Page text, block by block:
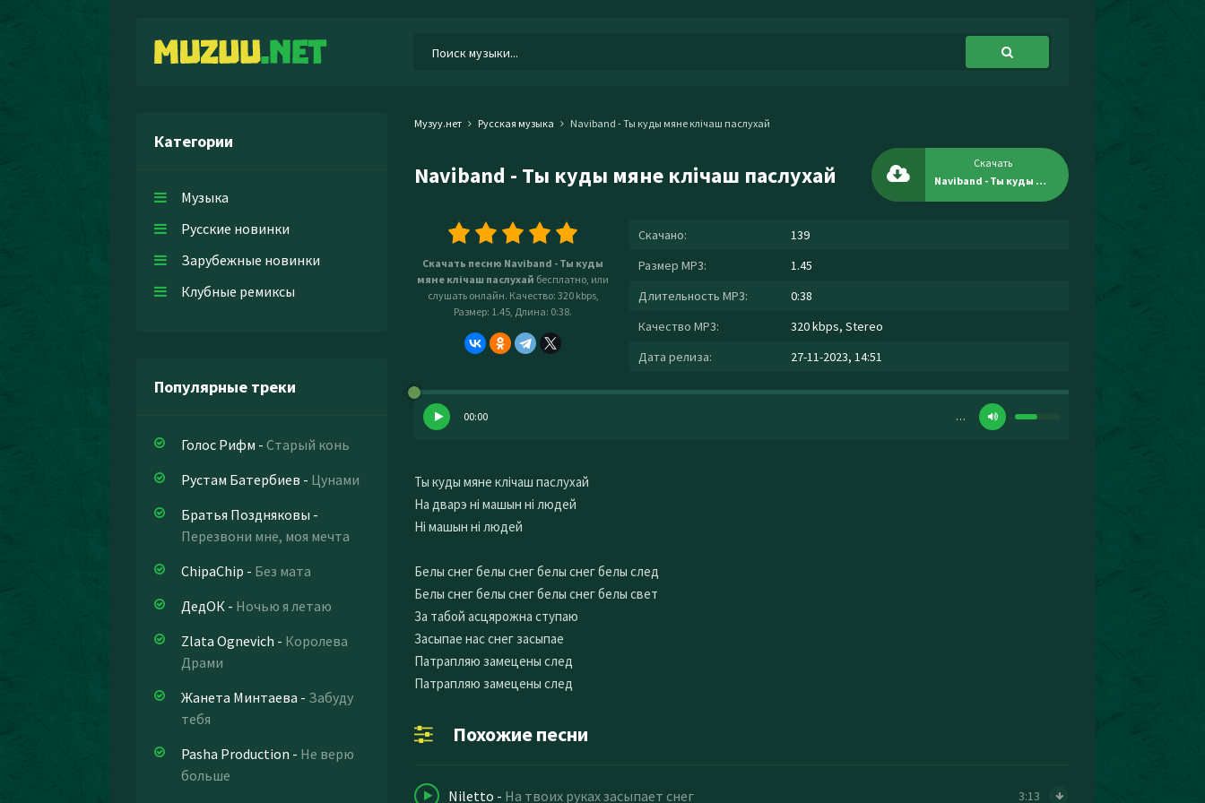
Категории
Музыка
Русские новинки
Зарубежные новинки
Клубные ремиксы
Популярные треки
Голос Рифм - Старый конь
Рустам Батербиев - Цунами
Братья Поздняковы -
Перезвони мне, моя мечта
ChipaChip - Без мата
ДедОК - Ночью я летаю
Zlata Ognevich - Королева
Драми
Жанета Минтаева - Забуду
тебя
Pasha Production - Не верю
больше
Музуу.нет Русская музыка Naviband - Ты куды мяне клiчаш паслухай
Naviband - Ты куды мяне клiчаш паслухай
Скачать
Naviband - Ты куды мяне клiчаш паслухай
Скачать песню Naviband - Ты куды
мяне клiчаш паслухай бесплатно, или
слушать онлайн. Качество: 320 kbps,
Размер: 1.45, Длина: 0:38.
Скачано:
139
Размер MP3:
1.45
Длительность MP3:
0:38
Качество MP3:
320 kbps, Stereo
Дата релиза:
27-11-2023, 14:51
00:00 …
Ты куды мяне клiчаш паслухай
На дварэ нi машын нi людей
Нi машын нi людей
Белы снег белы снег белы снег белы след
Белы снег белы снег белы снег белы свет
За табой асцярожна ступаю
Засыпае нас снег засыпае
Патрапляю замецены след
Патрапляю замецены след
Похожие песни
Niletto - На твоих руках засыпает снег 3:13